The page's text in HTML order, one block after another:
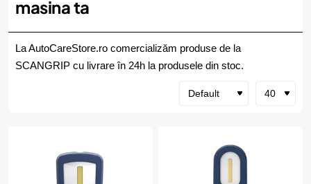
masina ta
La AutoCareStore.ro comercializăm produse de la
SCANGRIP cu livrare în 24h la produsele din stoc.